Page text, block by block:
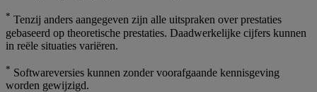
* Tenzij anders aangegeven zijn alle uitspraken over prestaties
gebaseerd op theoretische prestaties. Daadwerkelijke cijfers kunnen
in reële situaties variëren.
* Softwareversies kunnen zonder voorafgaande kennisgeving
worden gewijzigd.